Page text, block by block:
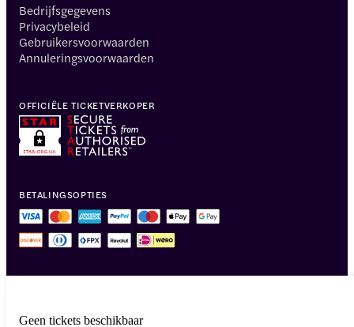
Bedrijfsgegevens
Privacybeleid
Gebruikersvoorwaarden
Annuleringsvoorwaarden
BETALINGSOPTIES
OFFICIËLE TICKETVERKOPER
Geen tickets beschikbaar